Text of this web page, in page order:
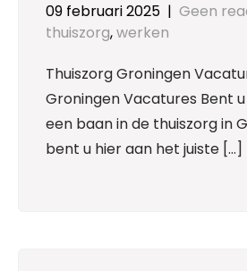
09 februari 2025 | Geen
thuiszorg,werken
Thuiszorg Groningen
Groningen Vacatures Bent
een baan in de thuiszorg in
bent u hier aan het juiste […]